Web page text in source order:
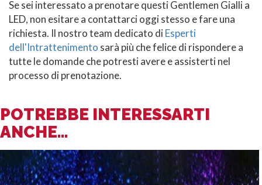
Se sei interessato a prenotare questi Gentlemen Gialli a
LED, non esitare a contattarci oggi stesso e fare una
richiesta. Il nostro team dedicato diEsperti
dell'Intrattenimento sarà più che felice di rispondere a
tutte le domande che potresti avere e assisterti nel
processo di prenotazione.
POTREBBE INTERESSARTI
ANCHE...